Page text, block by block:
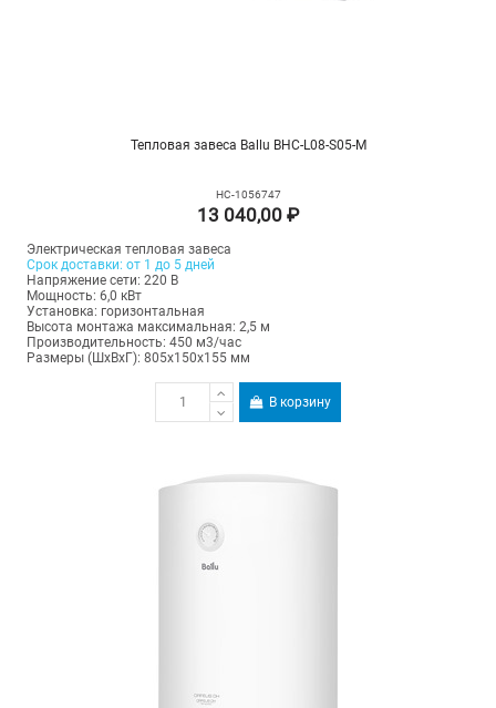
Тепловая завеса Ballu BHC-L08-S05-M
НС-1056747
13 040,00 ₽
Электрическая тепловая завеса
Срок доставки: от 1 до 5 дней
Напряжение сети: 220 В
Мощность: 6,0 кВт
Установка: горизонтальная
Высота монтажа максимальная: 2,5 м
Производительность: 450 м3/час
Размеры (ШхВхГ): 805х150х155 мм
В корзину